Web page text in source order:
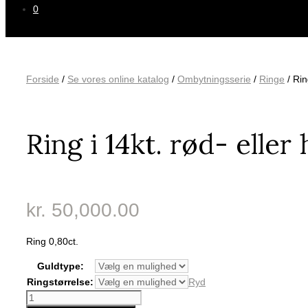
0
Forside / Se vores online katalog / Ombytningsserie / Ringe /
Ring i 14kt. rød- eller
kr. 50,000.00
Ring 0,80ct.
Guldtype
Ringstørrelse
Ryd
Ring